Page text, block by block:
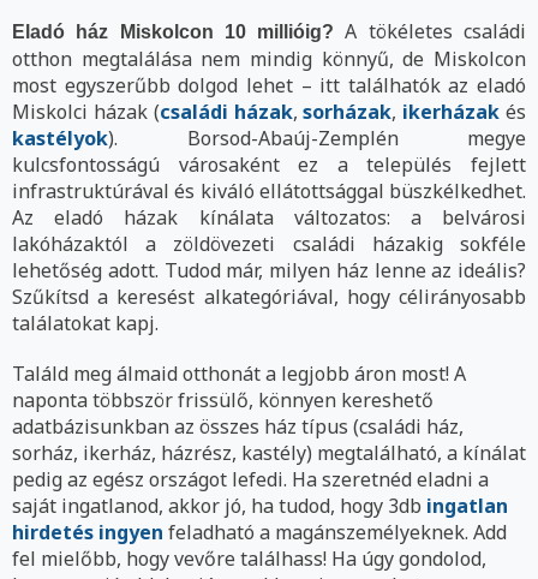
Eladó ház Miskolcon 10 millióig? A tökéletes családi
otthon megtalálása nem mindig könnyű, de Miskolcon
most egyszerűbb dolgod lehet – itt találhatók az eladó
Miskolci házak (családi házak,sorházak, ikerházak és
kastélyok). Borsod-Abaúj-Zemplén megye
kulcsfontosságú városaként ez a település fejlett
infrastruktúrával és kiváló ellátottsággal büszkélkedhet.
Az eladó házak kínálata változatos: a belvárosi
lakóházaktól a zöldövezeti családi házakig sokféle
lehetőség adott. Tudod már, milyen ház lenne az ideális?
Szűkítsd a keresést alkategóriával, hogy célirányosabb
találatokat kapj.
Találd meg álmaid otthonát a legjobb áron most! A
naponta többször frissülő, könnyen kereshető
adatbázisunkban az összes ház típus (családi ház,
sorház, ikerház, házrész, kastély) megtalálható, a kínálat
pedig az egész országot lefedi. Ha szeretnéd eladni a
saját ingatlanod, akkor jó, ha tudod, hogy 3db ingatlan
hirdetés ingyen feladható a magánszemélyeknek. Add
fel mielőbb, hogy vevőre találhass! Ha úgy gondolod,